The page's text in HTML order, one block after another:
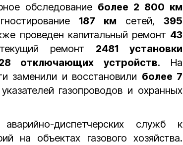
обследование более 2 800 км
187 км сетей, 395
проведен капитальный ремонт 43
ремонт 2481 установки
отключающих устройств. На
заменили и восстановили более 7
газопроводов и охранных
диспетчерских служб к
на объектах газового хозяйства.